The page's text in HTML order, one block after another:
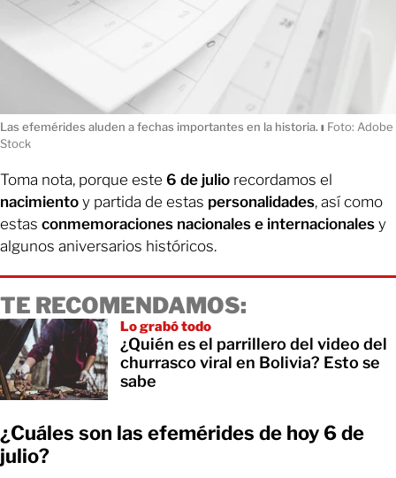
Las efemérides aluden a fechas importantes en la historia. ı Foto: Adobe
Stock
Toma nota, porque este 6 de julio recordamos el
nacimiento y partida de estas personalidades, así como
estas conmemoraciones nacionales e internacionales y
algunos aniversarios históricos.
TE RECOMENDAMOS:
Lo grabó todo
¿Quién es el parrillero del video del
churrasco viral en Bolivia? Esto se
sabe
¿Cuáles son las efemérides de hoy 6 de
julio?